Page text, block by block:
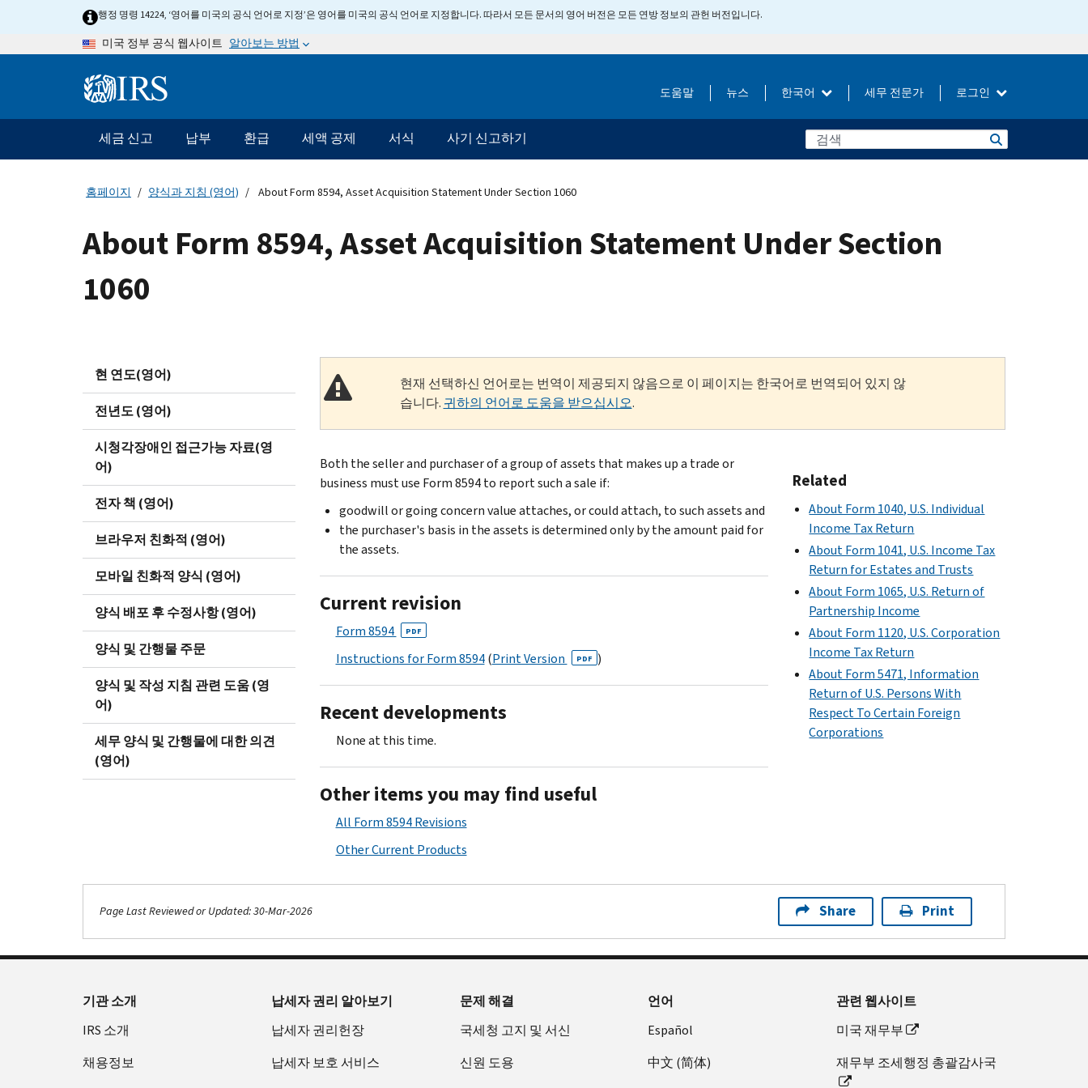
행정 명령 14224, ‘영어를 미국의 공식 언어로 지정’은 영어를 미국의 공식 언어로 지정합니다. 따라서 모든 문서의 영어 버전은 모든 연방 정보의 관헌 버전입니다.
미국 정부 공식 웹사이트 알아보는 방법
Information 도움말 뉴스 한국어 세무 전문가 로그인
메
인
네
게
이
바
세금 신고 납부 환급 세액 공제 서식 사기 신고하기
홈페이지 양식과 지침 (영어) About Form 8594, Asset Acquisition Statement Under Section 1060
About Form 8594, Asset Acquisition Statement Under Section
1060
현 연도(영어)
전년도 (영어)
시청각장애인 접근가능 자료(영
어)
전자 책 (영어)
브라우저 친화적 (영어)
모바일 친화적 양식 (영어)
양식 배포 후 수정사항 (영어)
양식 및 간행물 주문
양식 및 작성 지침 관련 도움 (영
어)
세무 양식 및 간행물에 대한 의견
(영어)
현재 선택하신 언어로는 번역이 제공되지 않음으로 이 페이지는 한국어로 번역되어 있지 않
습니다. 귀하의 언어로 도움을 받으십시오.
Both the seller and purchaser of a group of assets that makes up a trade or
business must use Form 8594 to report such a sale if:
goodwill or going concern value attaches, or could attach, to such assets and
the purchaser's basis in the assets is determined only by the amount paid for
the assets.
Current revision
Form 8594 PDF
Instructions for Form 8594(Print Version PDF )
Recent developments
None at this time.
Other items you may find useful
All Form 8594 Revisions
Other Current Products
Related
About Form 1040, U.S. Individual
Income Tax Return
About Form 1041, U.S. Income Tax
Return for Estates and Trusts
About Form 1065, U.S. Return of
Partnership Income
About Form 1120, U.S. Corporation
Income Tax Return
About Form 5471, Information
Return of U.S. Persons With
Respect To Certain Foreign
Corporations
Page Last Reviewed or Updated: 30-Mar-2026 Share Print
기관 소개
IRS 소개
채용정보
납세자 권리 알아보기
납세자 권리헌장
납세자 보호 서비스
문제 해결
국세청 고지 및 서신
신원 도용
언어
Español
中文 (简体)
관련 웹사이트
미국 재무부
재무부 조세행정 총괄감사국